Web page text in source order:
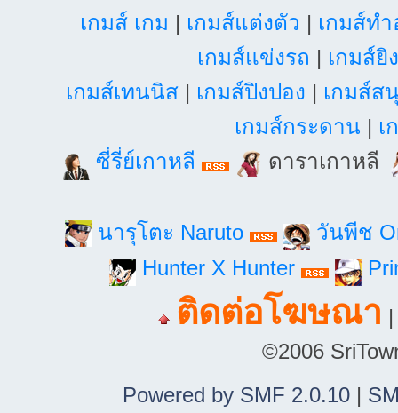
เกมส์ เกม | เกมส์แต่งตัว | เกมส์ท
เกมส์แข่งรถ | เกมส์ยิ
เกมส์เทนนิส| เกมส์ปิงปอง | เกมส์ส
เกมส์กระดาน | เ
ซี่รี่ย์เกาหลี
ดาราเกาหลี
นารุโตะ Naruto
วันพีช
Hunter X Hunter
ติดต่อโฆษณา
©2006
Powered by SMF 2.0.10|